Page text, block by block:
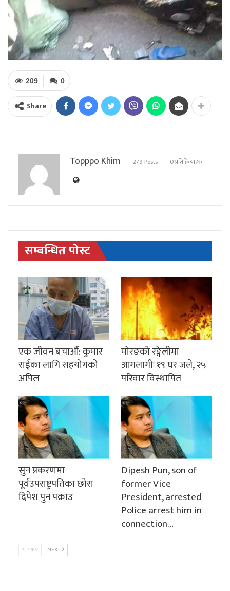
0
209
Share
Topppo Khim 279 Posts 0 प्रतिक्रियाहरु
सम्बन्धित पोस्ट
एक जीवन बचाऔं: कुमार
राईका लागि सहयोगको
अपिल
मोरङको रङ्गेलीमा
आगलागीः १९ घर जले, २५
परिवार विस्थापित
सुन प्रकरणमा
पूर्वउपराष्ट्रपतिका छोरा
दिपेश पुन पक्राउ
Dipesh Pun, son of
former Vice
President, arrested
Police arrest him in
connection…
PREV NEXT